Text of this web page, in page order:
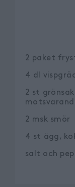
2 paket
4 dl
2 st
2 msk smör
4 st ägg,
salt och